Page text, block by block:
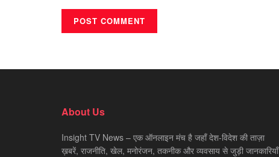
About Us
Insight TV News – एक ऑनलाइन मंच है जहाँ देश-विदेश की ताज़ा
ख़बरें, राजनीति, खेल, मनोरंजन, तकनीक और व्यवसाय से जुड़ी जानकारियाँ